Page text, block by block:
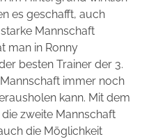
es geschafft, auch
Mannschaft
man in Ronny
besten Trainer der 3.
immer noch
kann. Mit dem
zweite Mannschaft
die Möglichkeit